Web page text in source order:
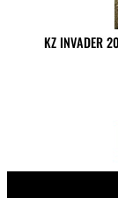
KZ INVADER